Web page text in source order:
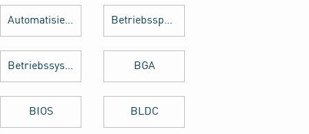
Automatisierung Betriebsspannung
Betriebssystem BGA
BIOS BLDC